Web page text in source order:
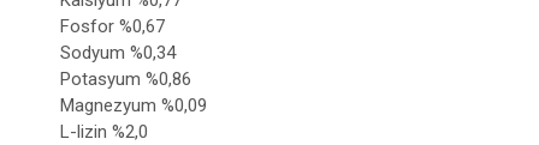
Fosfor %0,67
Sodyum %0,34
Potasyum %0,86
Magnezyum %0,09
L-lizin %2,0